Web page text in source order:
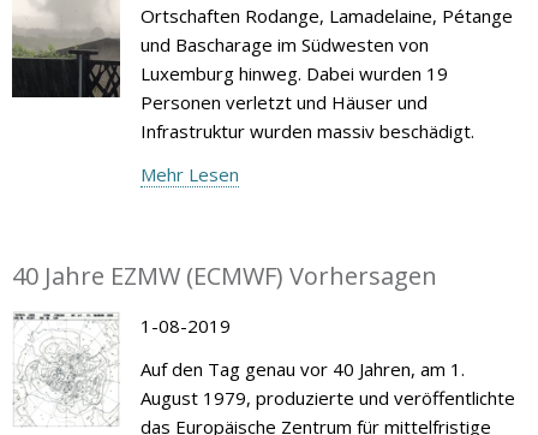
Ortschaften Rodange, Lamadelaine, Pétange
und Bascharage im Südwesten von
Luxemburg hinweg. Dabei wurden 19
Personen verletzt und Häuser und
Infrastruktur wurden massiv beschädigt.
Mehr Lesen
40 Jahre EZMW (ECMWF) Vorhersagen
1-08-2019
Auf den Tag genau vor 40 Jahren, am 1.
August 1979, produzierte und veröffentlichte
das Europäische Zentrum für mittelfristige